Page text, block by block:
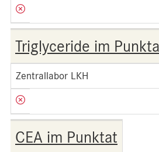
Triglyceride im
Zentrallabor LKH
CEA im Punktat